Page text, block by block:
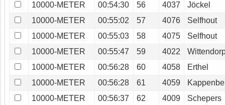
10000-METER
00:54:30 56 4037
Jöckel
10000-METER
00:55:02 57 4076
Selfhout
10000-METER
00:55:03 58 4075
Selfhout
10000-METER
00:55:47 59 4022
10000-METER
00:56:28 60 4058
Erthel
10000-METER
00:56:28 61 4059
10000-METER
00:56:37 62 4009
Schepers